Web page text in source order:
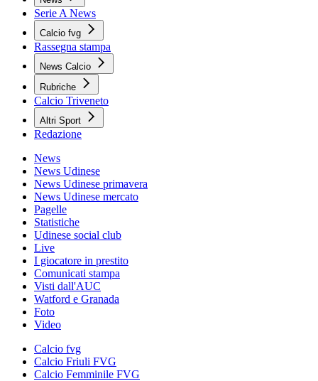
Serie A News
Calcio fvg
Rassegna stampa
News Calcio
Rubriche
Calcio Triveneto
Altri Sport
Redazione
News
News Udinese
News Udinese primavera
News Udinese mercato
Pagelle
Statistiche
Udinese social club
Live
I giocatore in prestito
Comunicati stampa
Visti dall'AUC
Watford e Granada
Foto
Video
Calcio fvg
Calcio Friuli FVG
Calcio Femminile FVG